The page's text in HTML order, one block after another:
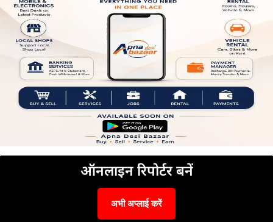
ऑनलाइन रिपोर्टर बनें
अभी अप्लाई करें